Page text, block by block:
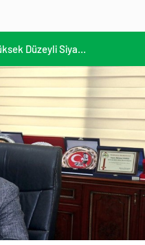
13. AB-Orta Asya Yüksek Düzeyli Siyasi ve Güvenlik Diyaloğuna Katılım